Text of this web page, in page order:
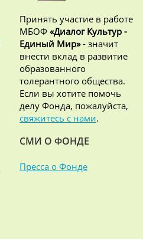
Принять участие в работе
МБОФ «Диалог Культур -
Единый Мир»- значит
внести вклад в развитие
образованного
толерантного общества.
Если вы хотите помочь
делу Фонда, пожалуйста,
свяжитесь с нами.
СМИ О ФОНДЕ
Пресса о Фонде